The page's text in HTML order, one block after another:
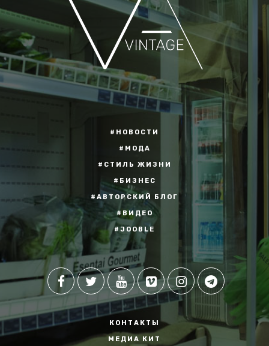
#НОВОСТИ
#МОДА
#СТИЛЬ ЖИЗНИ
#БИЗНЕС
#АВТОРСКИЙ БЛОГ
#ВИДЕО
#JOOBLE
КОНТАКТЫ
МЕДИА КИТ